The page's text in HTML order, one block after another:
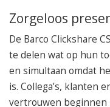
Zorgeloos
De Barco Clickshare
te delen wat op hun
en simultaan omdat
is. Collega’s, klanten
vertrouwen beginnen